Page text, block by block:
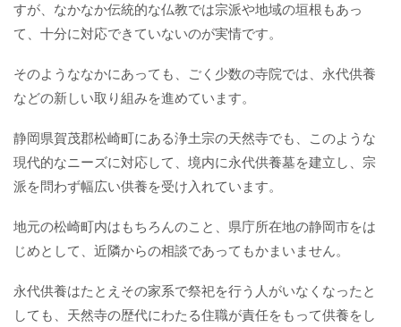
すが、なかなか伝統的な仏教では宗派や地域の垣根もあっ
て、十分に対応できていないのが実情です。
そのようななかにあっても、ごく少数の寺院では、永代供養
などの新しい取り組みを進めています。
静岡県賀茂郡松崎町にある浄土宗の天然寺でも、このような
現代的なニーズに対応して、境内に永代供養墓を建立し、宗
派を問わず幅広い供養を受け入れています。
地元の松崎町内はもちろんのこと、県庁所在地の静岡市をは
じめとして、近隣からの相談であってもかまいません。
永代供養はたとえその家系で祭祀を行う人がいなくなったと
しても、天然寺の歴代にわたる住職が責任をもって供養をし